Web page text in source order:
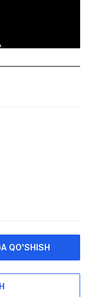
QO'SHISH